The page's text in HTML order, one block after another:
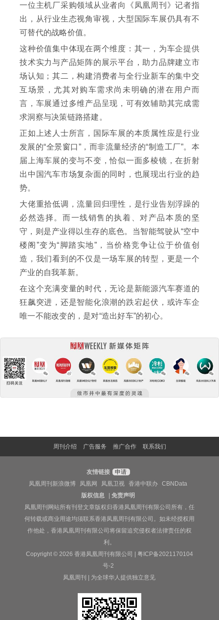
一位主机厂采购领域从业者向《凤凰周刊》记者指
出，从行业生态视角审视，大型国际车展仍具有不
可替代的战略价值。
这种价值集中体现在两个维度：其一，为车企提供
技术实力与产品矩阵的展示平台，助力品牌建立市
场认知；其二，构建消费者与全行业新车的集中交
互场景，尤其对购车需求尚未明确的潜在用户而
言，车展通过多维产品呈现，可有效辅助其完成需
求洞察与决策链路搭建。
正如上述人士所言，国际车展的本质属性应是行业
发展的“全景窗口”，而非流量经济的“制造工厂”。本
届上海车展的变与不变，恰似一面多棱镜，在折射
出中国汽车市场复杂面的同时，也展现出行业的趋
势。
大佬重拾低调，流量回归理性，是行业告别浮躁的
必然选择。而一线销售的执着、对产品本质的坚
守，则是产业得以生存的底色。当智能驾驶从“空中
楼阁”变为“脚踏实地”，当价格竞争让位于价值创
造，我们看到的不仅是一场车展的转型，更是一个
产业的自我革新。
在这个充满变量的时代，无论是新能源汽车赛道的
狂飙突进，还是智能化浪潮的跌宕起伏，或许车企
唯一不能改变的，是对“造出好车”的初心。
周刊介绍 广告服务 推广合作 联系我们
友情链接 申请
凤凰周刊新浪微博
凤凰网 凤凰卫视 香港中联办
CBNData
版权信息
|免责声明
凤凰周刊网站所有刊登文章版权归香港凤凰周刊有限公司所有，任
何转载或商业用途均须联系香港凤凰周刊有限公司。如未经授权用
作他处，香港凤凰周刊有限公司将保留追究侵权者法律责任的权
利。
Copyright © 2026 香港凤凰周刊有限公司 | 粤ICP备2021170104
号-2
凤凰周刊 | 为全球华人提供独立意见